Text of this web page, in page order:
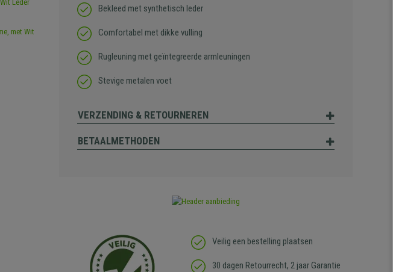
Bekleed met synthetisch leder
Comfortabel met dikke vulling
Rugleuning met geïntegreerde armleuningen
Stevige metalen voet
VERZENDING & RETOURNEREN
BETAALMETHODEN
Veilig een bestelling plaatsen
30 dagen Retourrecht, 2 jaar Garantie